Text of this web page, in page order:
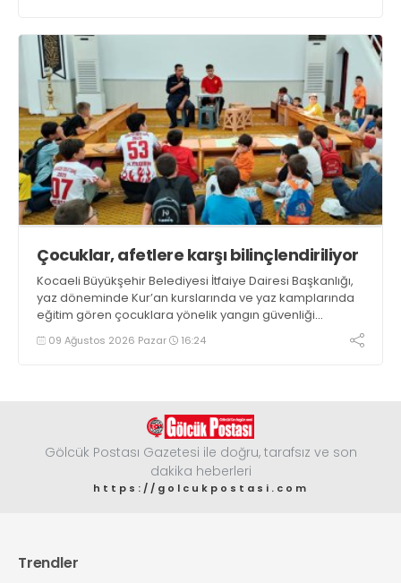
Çocuklar, afetlere karşı bilinçlendiriliyor
Kocaeli Büyükşehir Belediyesi İtfaiye Dairesi Başkanlığı,
yaz döneminde Kur’an kurslarında ve yaz kamplarında
eğitim gören çocuklara yönelik yangın güvenliği
eğitimlerini sürdürüyor
09 Ağustos 2026 Pazar 16:24
Gölcük Postası Gazetesi ile doğru, tarafsız ve son
dakika heberleri
https://golcukpostasi.com
Trendler